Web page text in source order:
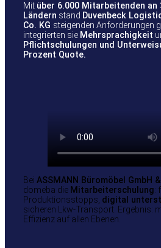
Mit über 6.000 Mitarbeitenden
Ländern stand Duvenbeck
Co. KG steigenden Anforderungen
integrierten sie Mehrsprachigkeit
Pflichtschulungen und
Prozent Quote.
Bei ASSMANN Büromöbel GmbH
domeba die Mitarbeiterschulung:
Produktionsstopps, digital
sicheren Lkw-Transport. Ergebnis:
Effizienz auf allen Ebenen.